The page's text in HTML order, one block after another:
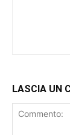
LASCIA UN